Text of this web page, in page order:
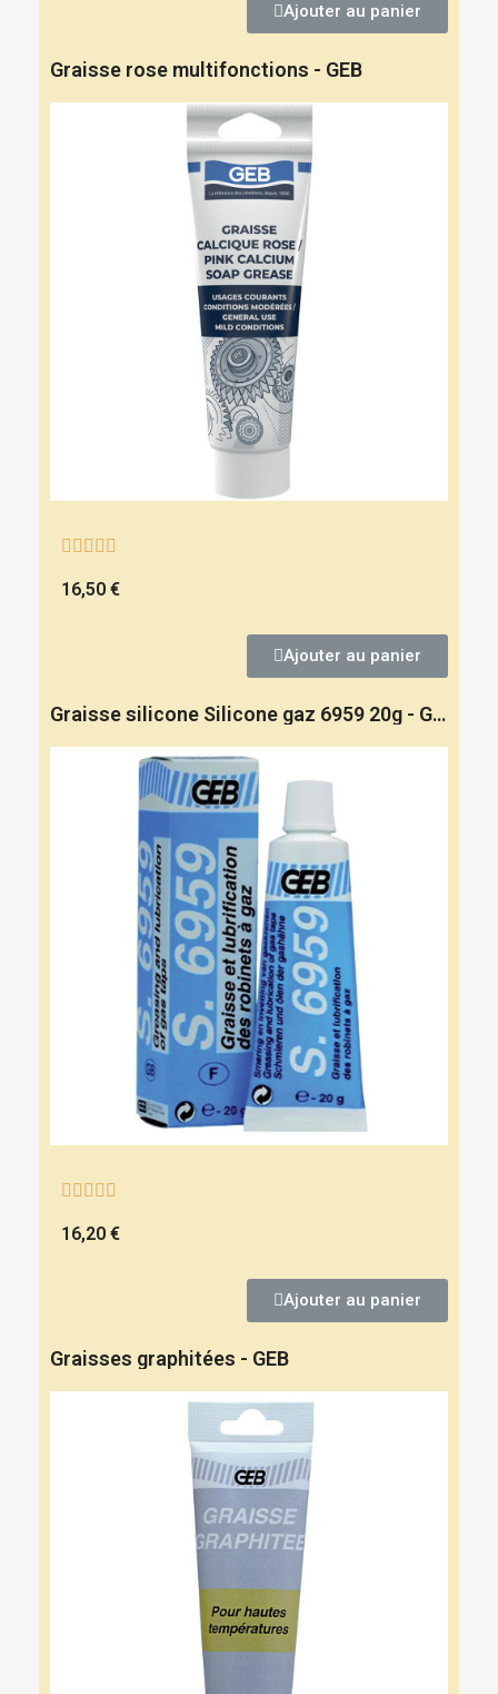
Ajouter au panier
Graisse rose multifonctions - GEB
    
16,50 €
Ajouter au panier
Graisse silicone Silicone gaz 6959 20g - GEB
    
16,20 €
Ajouter au panier
Graisses graphitées - GEB